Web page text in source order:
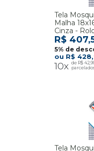
Tela
Malha
Cinza -
R$
10x R$
R$
Tela